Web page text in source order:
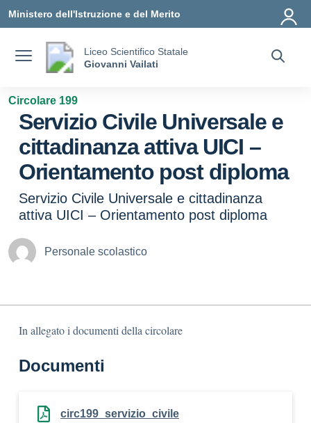
Ministero dell'Istruzione e del Merito
Liceo Scientifico Statale
Giovanni Vailati
Circolare 199
Servizio Civile Universale e
cittadinanza attiva UICI –
Orientamento post diploma
Servizio Civile Universale e cittadinanza
attiva UICI – Orientamento post diploma
Personale scolastico
In allegato i documenti della circolare
Documenti
circ199_servizio_civile